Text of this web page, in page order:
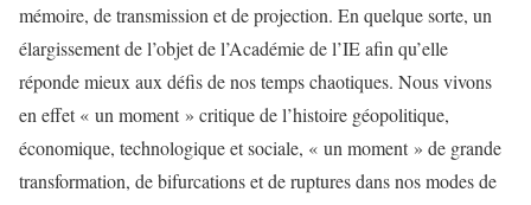
mémoire, de transmission et de projection. En quelque sorte, un
élargissement de l’objet de l’Académie de l’IE afin qu’elle
réponde mieux aux défis de nos temps chaotiques. Nous vivons
en effet « un moment » critique de l’histoire géopolitique,
économique, technologique et sociale, « un moment » de grande
transformation, de bifurcations et de ruptures dans nos modes de